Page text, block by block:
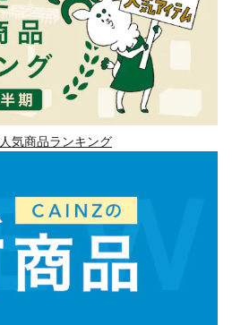
気商品ランキング